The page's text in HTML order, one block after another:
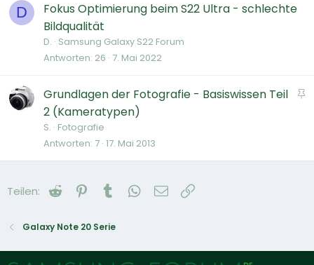
D
Fokus Optimierung beim S22 Ultra - schlechte
Bildqualität
D. Samsung Galaxy S22 Forum
Antworten 26 7. Mai 2022
A
p
Grundlagen der Fotografie - Basiswissen Teil
2 (Kameratypen)
S. Fotografie
Antworten 7 17. Mai 2013
Teilen: Reddit Pinterest
Tumblr WhatsApp
E-Mail
Galaxy Note 20 Serie